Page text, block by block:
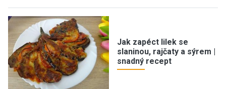
Jak zapéct lilek se
slaninou, rajčaty a sýrem |
snadný recept